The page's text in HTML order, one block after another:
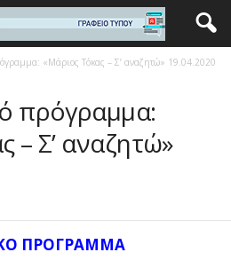
«Μάριος Τόκας – Σ’ αναζητώ» 19.04.2020
πρόγραμμα:
– Σ’ αναζητώ»
ΠΡΟΓΡΑΜΜΑ